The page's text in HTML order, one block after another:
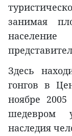
занимая
Здесь
гонгов в
ноябре
шедевром
наследия